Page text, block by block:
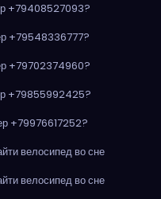
+79408527093?
+79548336777?
+79702374960?
+79855992425?
+79976617252?
велосипед во сне
велосипед во сне